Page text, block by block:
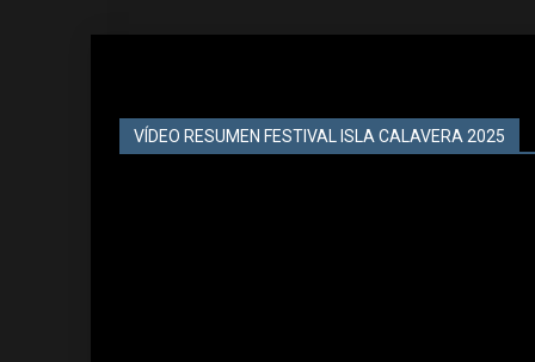
VÍDEO RESUMEN FESTIVAL ISLA CALAVERA 2025